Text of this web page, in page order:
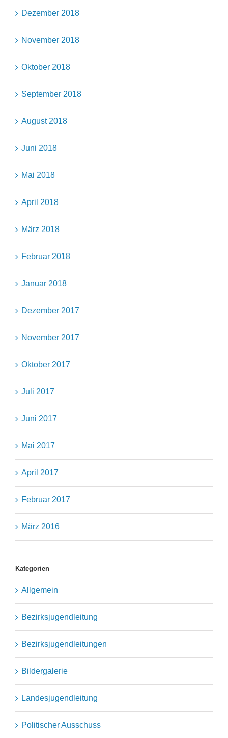
Dezember 2018
November 2018
Oktober 2018
September 2018
August 2018
Juni 2018
Mai 2018
April 2018
März 2018
Februar 2018
Januar 2018
Dezember 2017
November 2017
Oktober 2017
Juli 2017
Juni 2017
Mai 2017
April 2017
Februar 2017
März 2016
Kategorien
Allgemein
Bezirksjugendleitung
Bezirksjugendleitungen
Bildergalerie
Landesjugendleitung
Politischer Ausschuss